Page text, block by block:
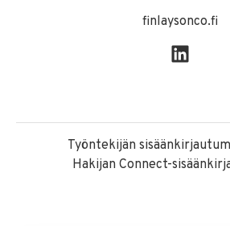
finlaysonco.fi
Työntekijän
Hakijan Connect-